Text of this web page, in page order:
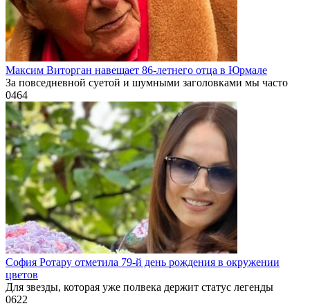
Максим Виторган навещает 86-летнего отца в Юрмале
За повседневной суетой и шумными заголовками мы часто
0464
София Ротару отметила 79-й день рождения в окружении
цветов
Для звезды, которая уже полвека держит статус легенды
0622